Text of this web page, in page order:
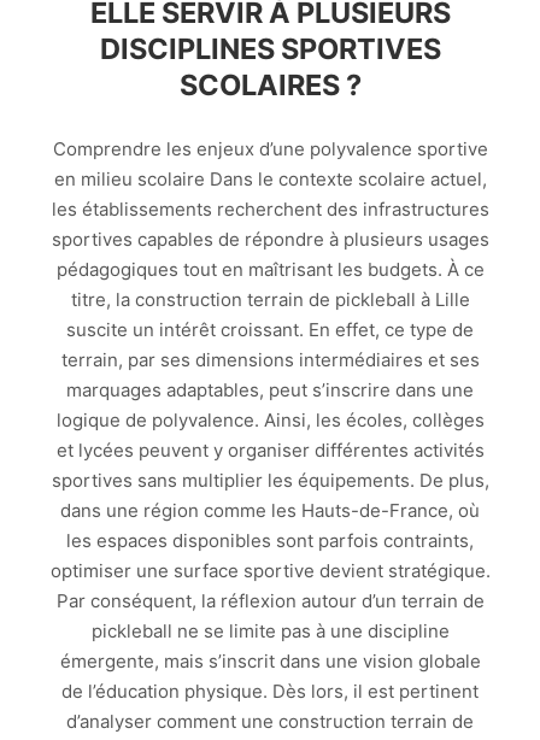
ELLE SERVIR À PLUSIEURS
DISCIPLINES SPORTIVES
SCOLAIRES ?
Comprendre les enjeux d’une polyvalence sportive
en milieu scolaire Dans le contexte scolaire actuel,
les établissements recherchent des infrastructures
sportives capables de répondre à plusieurs usages
pédagogiques tout en maîtrisant les budgets. À ce
titre, la construction terrain de pickleball à Lille
suscite un intérêt croissant. En effet, ce type de
terrain, par ses dimensions intermédiaires et ses
marquages adaptables, peut s’inscrire dans une
logique de polyvalence. Ainsi, les écoles, collèges
et lycées peuvent y organiser différentes activités
sportives sans multiplier les équipements. De plus,
dans une région comme les Hauts-de-France, où
les espaces disponibles sont parfois contraints,
optimiser une surface sportive devient stratégique.
Par conséquent, la réflexion autour d’un terrain de
pickleball ne se limite pas à une discipline
émergente, mais s’inscrit dans une vision globale
de l’éducation physique. Dès lors, il est pertinent
d’analyser comment une construction terrain de